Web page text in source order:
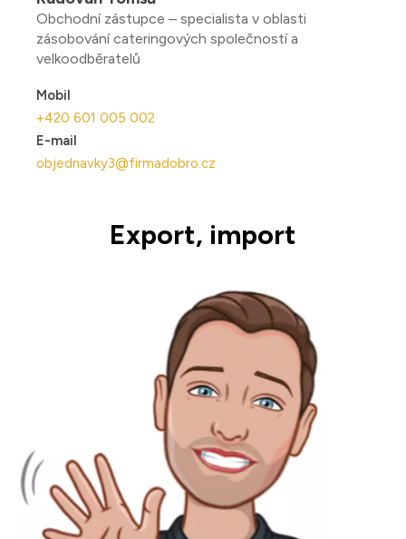
Obchodní zástupce – specialista v oblasti
zásobování cateringových společností a
velkoodběratelů
Mobil
+420 601 005 002
E-mail
objednavky3@firmadobro.cz
Export, import